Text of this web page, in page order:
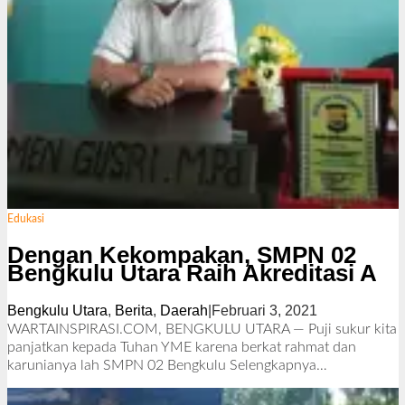
Edukasi
Dengan Kekompakan, SMPN 02
Bengkulu Utara Raih Akreditasi A
Bengkulu Utara, Berita, Daerah Februari 3, 2021
l
e
h
e
WARTAINSPIRASI.COM, BENGKULU UTARA — Puji sukur kita
panjatkan kepada Tuhan YME karena berkat rahmat dan
karunianya lah SMPN 02 Bengkulu Selengkapnya…